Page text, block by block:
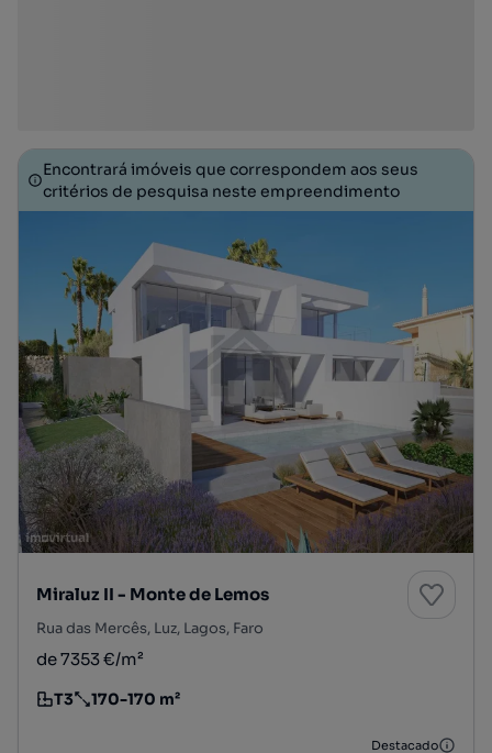
Encontrará imóveis que correspondem aos seus
critérios de pesquisa neste empreendimento
Miraluz II - Monte de Lemos
Rua das Mercês, Luz, Lagos, Faro
de 7353 €/m²
Tipologia
T3
Preço por metro quadrado
170-170 m²
Destacado